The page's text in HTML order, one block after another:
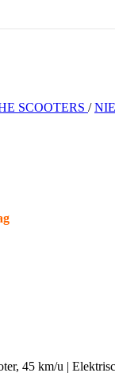
SCOOTERS /
, 45 km/u |